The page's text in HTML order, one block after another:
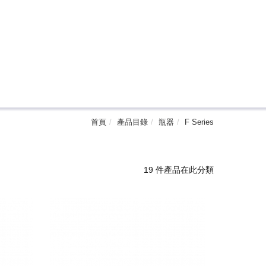
首頁 產品目錄 瓶器 F Series
19 件產品在此分類